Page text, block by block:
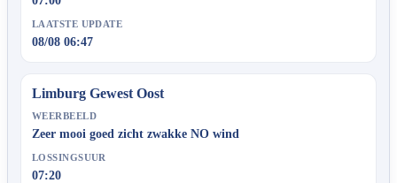
LAATSTE UPDATE
08/08 06:47
Limburg Gewest Oost
WEERBEELD
Zeer mooi goed zicht zwakke NO wind
LOSSINGSUUR
07:20